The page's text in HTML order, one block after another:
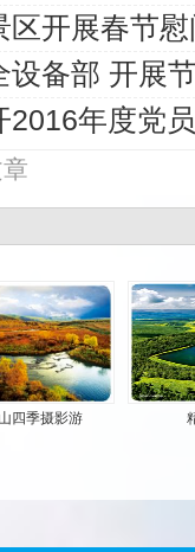
区开展春节
设备部 开展
2016年度党
四季摄影游